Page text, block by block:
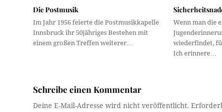
Die Postmusik
Im Jahr 1956 feierte die Postmusikkapelle
Innsbruck ihr 50jähriges Bestehen mit
einem großen Treffen weiterer…
Wenn man die
wiederfindet,
Ich erinnere…
Schreibe einen Kommentar
Deine E-Mail-Adresse wird nicht veröffentlicht.